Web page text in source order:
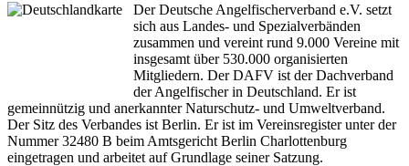
Der Deutsche Angelfischerverband e.V. setzt
sich aus Landes- und Spezialverbänden
zusammen und vereint rund 9.000 Vereine mit
insgesamt über 530.000 organisierten
Mitgliedern. Der DAFV ist der Dachverband
der Angelfischer in Deutschland. Er ist
gemeinnützig und anerkannter Naturschutz- und Umweltverband.
Der Sitz des Verbandes ist Berlin. Er ist im Vereinsregister unter der
Nummer 32480 B beim Amtsgericht Berlin Charlottenburg
eingetragen und arbeitet auf Grundlage seiner Satzung.